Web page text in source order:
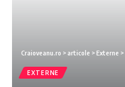
Craioveanu.ro > articole > Externe >
EXTERNE